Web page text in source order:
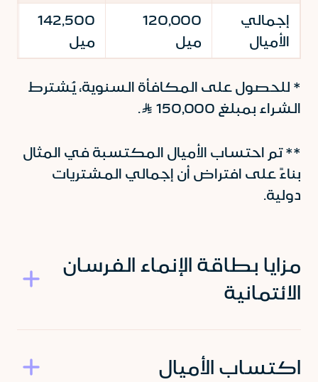
إجمالي
الأميال
120,000
ميل
142,500
ميل
* للحصول على المكافأة السنوية، يُشترط
الشراء بمبلغ 150,000 Ʀ.
** تم احتساب الأميال المكتسبة في المثال
بناءً على افتراض أن إجمالي المشتريات
دولية.
مزايا بطاقة الإنماء الفرسان
الائتمانية
اكتساب الأميال